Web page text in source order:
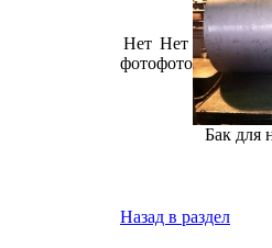
Нет
фото
Нет
фото
Бак
Назад в раздел